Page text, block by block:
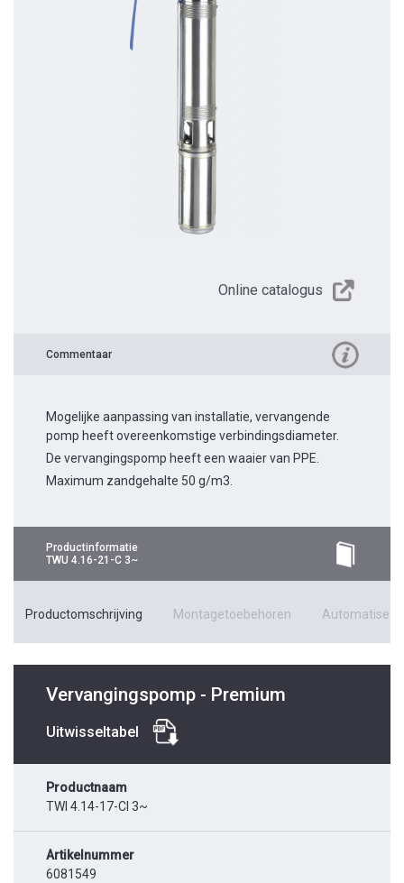
Online catalogus
Commentaar
Mogelijke aanpassing van installatie, vervangende
pomp heeft overeenkomstige verbindingsdiameter.
De vervangingspomp heeft een waaier van PPE.
Maximum zandgehalte 50 g/m3.
Productinformatie
TWU 4.16-21-C 3~
Productomschrijving Montagetoebehoren
Vervangingspomp - Premium
Uitwisseltabel
Productnaam
TWI 4.14-17-CI 3~
Artikelnummer
6081549